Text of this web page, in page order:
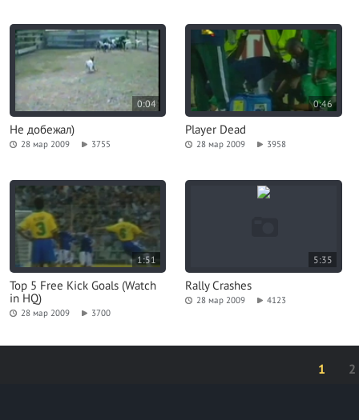
0:04
Не добежал)
28 мар 2009 3755
0:46
Player Dead
28 мар 2009 3958
1:51
Top 5 Free Kick Goals (Watch
in HQ)
28 мар 2009 3700
5:35
Rally Crashes
28 мар 2009 4123
1 2